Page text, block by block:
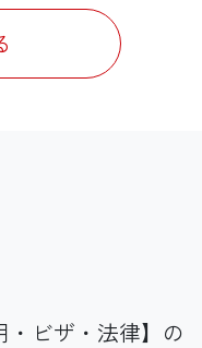
ビザ・法律】の